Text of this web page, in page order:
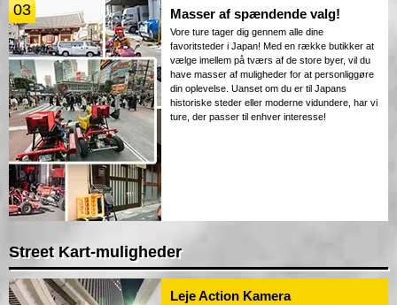
03 Masser af spændende valg!
Vore ture tager dig gennem alle dine
favoritsteder i Japan! Med en række butikker at
vælge imellem på tværs af de store byer, vil du
have masser af muligheder for at personliggøre
din oplevelse. Uanset om du er til Japans
historiske steder eller moderne vidundere, har vi
ture, der passer til enhver interesse!
Street Kart-muligheder
Leje Action Kamera